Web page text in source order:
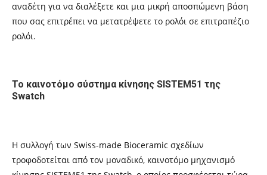
αναδέτη για να διαλέξετε και μια μικρή αποσπώμενη βάση
που σας επιτρέπει να μετατρέψετε το ρολόι σε επιτραπέζιο
ρολόι.
Το καινοτόμο σύστημα κίνησης SISTEM51 της
Swatch
Η συλλογή των Swiss-made Bioceramic σχεδίων
τροφοδοτείται από τον μοναδικό, καινοτόμο μηχανισμό